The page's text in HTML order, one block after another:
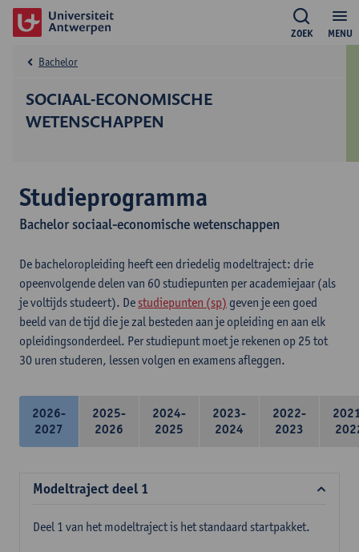
MENU
ZOEK
SOCIAAL-ECONOMISCHE
WETENSCHAPPEN
Bachelor
Studieprogramma
Bachelor sociaal-economische wetenschappen
De bacheloropleiding heeft een driedelig modeltraject: drie
opeenvolgende delen van 60 studiepunten per academiejaar (als
je voltijds studeert). De studiepunten (sp) geven je een goed
beeld van de tijd die je zal besteden aan je opleiding en aan elk
opleidingsonderdeel. Per studiepunt moet je rekenen op 25 tot
30 uren studeren, lessen volgen en examens afleggen.
2026-
2027
2025-
2026
2024-
2025
2023-
2024
2022-
2023
Modeltraject deel 1
Deel 1 van het modeltraject is het standaard startpakket.